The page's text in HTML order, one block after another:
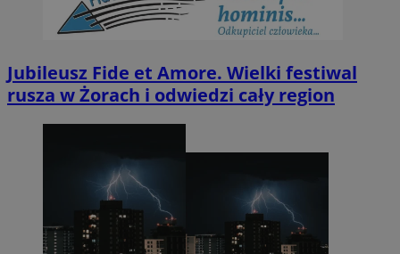
Jubileusz Fide et Amore. Wielki festiwal
rusza w Żorach i odwiedzi cały region